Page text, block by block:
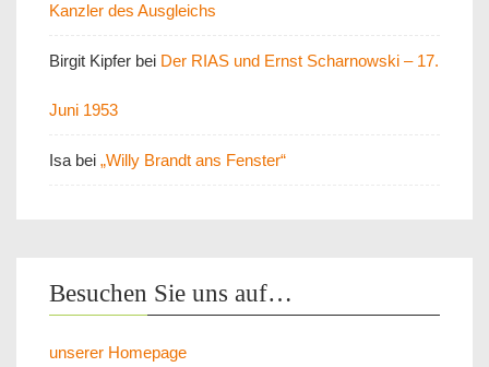
Kanzler des Ausgleichs
Birgit Kipfer bei Der RIAS und Ernst Scharnowski – 17.
Juni 1953
Isabei „Willy Brandt ans Fenster“
Besuchen Sie uns auf…
unserer Homepage